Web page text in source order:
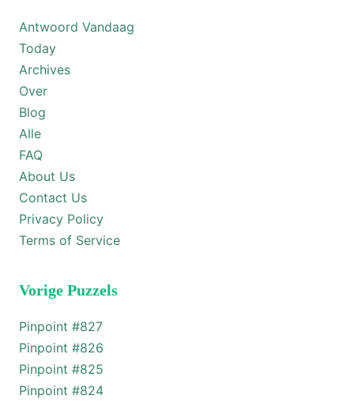
Antwoord Vandaag
Today
Archives
Over
Blog
Alle
FAQ
About Us
Contact Us
Privacy Policy
Terms of Service
Vorige Puzzels
Pinpoint #827
Pinpoint #826
Pinpoint #825
Pinpoint #824